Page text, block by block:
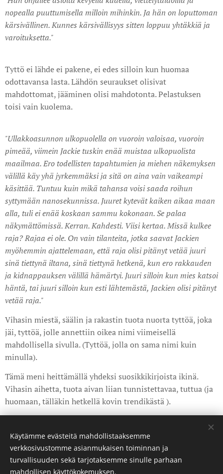
nopealla puuttumisella milloin mihinkin. Ja hän on loputtoman
kärsivällinen. Kunnes kärsivällisyys sitten loppuu yhtäkkiä ja
varoituksetta."
Tyttö ei lähde ei pakene, ei edes silloin kun huomaa
odottavansa lasta. Lähdön seuraukset olisivat
mahdottomat, jääminen olisi mahdotonta. Pelastuksen
toisi vain kuolema.
"Ullakkoasunnon ulkopuolella on vuoroin valoisaa, vuoroin
pimeää, viimein Jackie tuskin enää muistaa ulkopuolista
maailmaa. Ero todellisten tapahtumien ja miehen näkemyksen
välillä käy yhä jyrkemmäksi ja sitä on aina vain vaikeampi
käsittää. Tuntuu kuin mikä tahansa voisi saada roihun
syttymään nano­sekunnissa. Juuret kytevät kaiken aikaa maan
alla, tuli ei enää koskaan sammu kokonaan. Se palaa
näkymättömissä. Kerran. Kahdesti. Viisi kertaa. Missä kulkee
raja? Rajaa ei ole. On vain tilanteita, jotka saavat Jackien
myöhemmin ajattelemaan, että raja olisi pitänyt vetää juuri
sinä tiettynä iltana, sinä tiettynä hetkenä, kun ero rakkauden
ja kidnappauksen välillä hämärtyi. Juuri silloin kun mies katsoi
häntä, tai juuri silloin kun esti lähtemästä, Jackien olisi pitänyt
vetää raja."
Vihasin miestä, säälin ja rakastin tuota nuorta tyttöä, joka
jäi, tyttöä, jolle annettiin oikea nimi viimeisellä
mahdollisella sivulla. (Tyttöä, jolla on sama nimi kuin
minulla).
Tämä meni heittämällä yhdeksi suosikkikirjoista ikinä.
Vihasin aihetta, tuota aivan liian tunnistettavaa, tuttua (ja
huomaan, tälläkin hetkellä kovin trendikästä ).
Share
Käytämme evästeitä mahdollistaaksemme
verkkosivustomme asianmukaisen toiminnan ja
turvallisuuden sekä tarjotaksemme sinulle parhaan
mahdollisen käyttökokemuksen.